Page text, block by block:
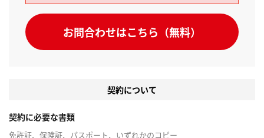
お問合わせはこちら（無料）
契約について
契約に必要な書類
免許証、保険証、パスポート、いずれかのコピー